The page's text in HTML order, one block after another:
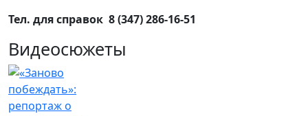
Тел. для справок 8 (347) 286-16-51
Видеосюжеты